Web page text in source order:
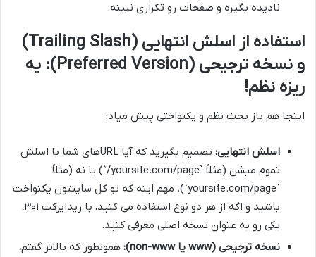
نادیده بگیره و صفحات رو تکراری نبینه.
استفاده از اسلش انتهایی (Trailing Slash)
و نسخه ترجیحی (Preferred Version): یه
ریزه نظم!
اینجا هم باز بحث نظم و یکنواختی پیش میاد:
اسلش انتهایی:
تصمیم بگیرید که آیا URLهای شما با اسلش
تموم میشن (مثلاً `yoursite.com/page/`) یا نه (مثلاً
`yoursite.com/page`). مهم اینه که تو کل سایتتون یکنواخت
باشید و اگه از هر دو نوع استفاده می کنید، با ریدایرکت ۳۰۱،
یکی رو به عنوان نسخه اصلی معرفی کنید.
نسخه ترجیحی (www یا non-www):
همونطور که بالاتر گفتم،